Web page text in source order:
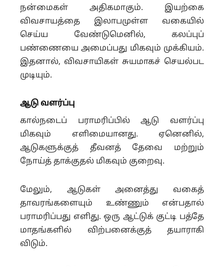
நன்மைகள் அதிகமாகும். இயற்கை
விவசாயத்தை இலாபமுள்ள வகையில்
செய்ய வேண்டுமெனில், கலப்புப்
பண்ணையை அமைப்பது மிகவும் முக்கியம்.
இதனால், விவசாயிகள் சுயமாகச் செயல்பட
முடியும்.
ஆடு வளர்ப்பு
கால்நடைப் பராமரிப்பில் ஆடு வளர்ப்பு
மிகவும் எளிமையானது. ஏனெனில்,
ஆடுகளுக்குத் தீவனத் தேவை மற்றும்
நோய்த் தாக்குதல் மிகவும் குறைவு.
மேலும், ஆடுகள் அனைத்து வகைத்
தாவரங்களையும் உண்ணும் என்பதால்
பராமரிப்பது எளிது. ஒரு ஆட்டுக் குட்டி பத்தே
மாதங்களில் விற்பனைக்குத் தயாராகி
விடும்.